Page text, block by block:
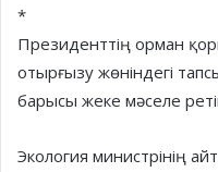
*
Президенттің орман
отырғызу жөніндегі
барысы жеке мәселе
Экология министрінің